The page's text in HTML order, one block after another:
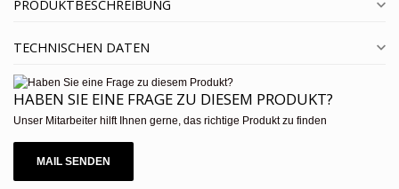
PRODUKTBESCHREIBUNG
TECHNISCHEN DATEN
HABEN SIE EINE FRAGE ZU DIESEM PRODUKT?
Unser Mitarbeiter hilft Ihnen gerne, das richtige Produkt zu finden
MAIL SENDEN